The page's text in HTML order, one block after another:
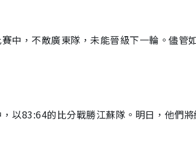
中，不敵廣東隊，未能晉級下一輪。儘管
以83:64的比分戰勝江蘇隊。明日，他們